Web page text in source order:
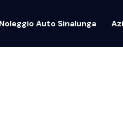
Noleggio Auto Sinalunga